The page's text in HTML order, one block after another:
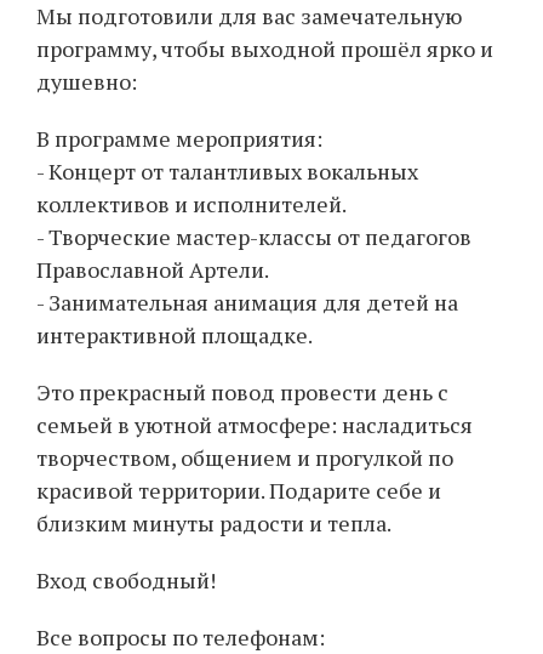
Мы подготовили для вас замечательную
программу, чтобы выходной прошёл ярко и
душевно:
В программе мероприятия:
- Концерт от талантливых вокальных
коллективов и исполнителей.
- Творческие мастер-классы от педагогов
Православной Артели.
- Занимательная анимация для детей на
интерактивной площадке.
Это прекрасный повод провести день с
семьей в уютной атмосфере: насладиться
творчеством, общением и прогулкой по
красивой территории. Подарите себе и
близким минуты радости и тепла.
Вход свободный!
Все вопросы по телефонам: